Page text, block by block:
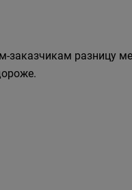
разницу